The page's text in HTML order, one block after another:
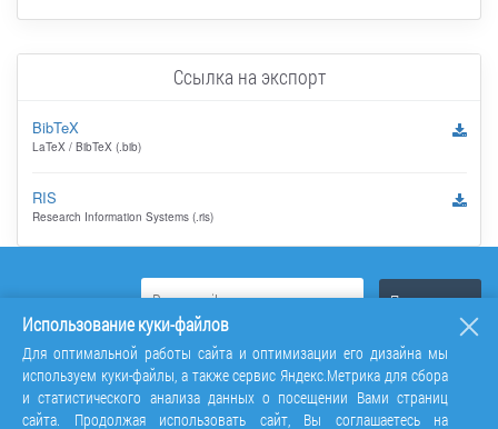
Ссылка на экспорт
BibTeX
LaTeX / BibTeX (.bib)
RIS
Research Information Systems (.ris)
Использование куки-файлов
Для оптимальной работы сайта и оптимизации его дизайна мы
используем куки-файлы, а также сервис Яндекс.Метрика для сбора
и статистического анализа данных о посещении Вами страниц
сайта. Продолжая использовать сайт, Вы соглашаетесь на